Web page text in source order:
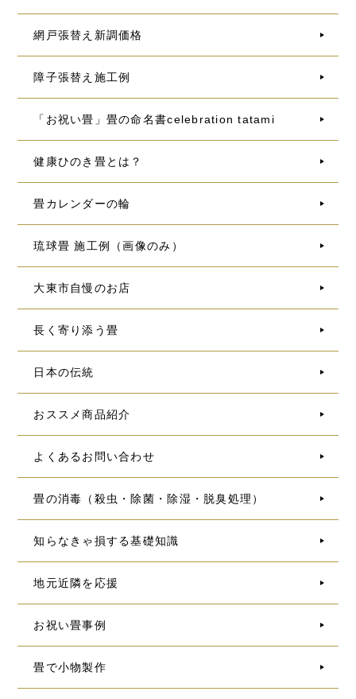
網戸張替え新調価格
障子張替え施工例
「お祝い畳」畳の命名書celebration tatami
健康ひのき畳とは？
畳カレンダーの輪
琉球畳 施工例（画像のみ）
大東市自慢のお店
長く寄り添う畳
日本の伝統
おススメ商品紹介
よくあるお問い合わせ
畳の消毒（殺虫・除菌・除湿・脱臭処理）
知らなきゃ損する基礎知識
地元近隣を応援
お祝い畳事例
畳で小物製作